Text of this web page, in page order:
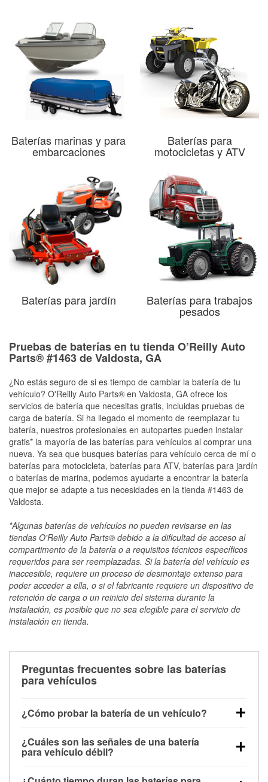
Baterías marinas y para
embarcaciones
Baterías para
motocicletas y ATV
Baterías para jardín Baterías para trabajos
pesados
Pruebas de baterías en tu tienda O’Reilly Auto
Parts® #1463 de Valdosta, GA
¿No estás seguro de si es tiempo de cambiar la batería de tu
vehículo? O'Reilly Auto Parts® en Valdosta, GA ofrece los
servicios de batería que necesitas gratis, incluidas pruebas de
carga de batería. Si ha llegado el momento de reemplazar tu
batería, nuestros profesionales en autopartes pueden instalar
gratis* la mayoría de las baterías para vehículos al comprar una
nueva. Ya sea que busques baterías para vehículo cerca de mí o
baterías para motocicleta, baterías para ATV, baterías para jardín
o baterías de marina, podemos ayudarte a encontrar la batería
que mejor se adapte a tus necesidades en la tienda #1463 de
Valdosta.
*Algunas baterías de vehículos no pueden revisarse en las
tiendas O'Reilly Auto Parts® debido a la dificultad de acceso al
compartimento de la batería o a requisitos técnicos específicos
requeridos para ser reemplazadas. Si la batería del vehículo es
inaccesible, requiere un proceso de desmontaje extenso para
poder acceder a ella, o si el fabricante requiere un dispositivo de
retención de carga o un reinicio del sistema durante la
instalación, es posible que no sea elegible para el servicio de
instalación en tienda.
Preguntas frecuentes sobre las baterías
para vehículos
¿Cómo probar la batería de un vehículo?
maneras. El método más rápido es utilizar un
multímetro: con el vehículo apagado, conecta los
¿Cuáles son las señales de una batería
para vehículo débil?